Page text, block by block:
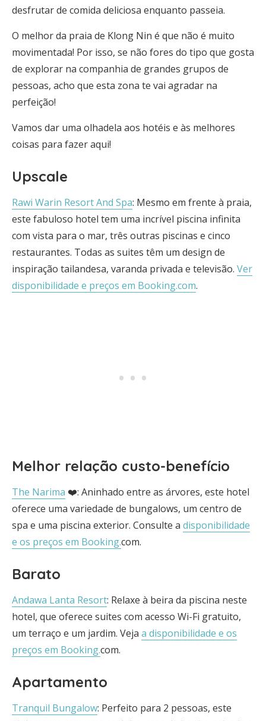
desfrutar de comida deliciosa enquanto passeia.
O melhor da praia de Klong Nin é que não é muito
movimentada! Por isso, se não fores do tipo que gosta
de explorar na companhia de grandes grupos de
pessoas, acho que esta zona te vai agradar na
perfeição!
Vamos dar uma olhadela aos hotéis e às melhores
coisas para fazer aqui!
Upscale
Rawi Warin Resort And Spa: Mesmo em frente à praia,
este fabuloso hotel tem uma incrível piscina infinita
com vista para o mar, três outras piscinas e cinco
restaurantes. Todas as suites têm um design de
inspiração tailandesa, varanda privada e televisão. Ver
disponibilidade e preços em Booking.com.
Melhor relação custo-benefício
The Narima ❤️: Aninhado entre as árvores, este hotel
oferece uma variedade de bungalows, um centro de
spa e uma piscina exterior. Consulte a disponibilidade
e os preços em Booking.com.
Barato
Andawa Lanta Resort: Relaxe à beira da piscina neste
hotel, que oferece suites com acesso Wi-Fi gratuito,
um terraço e um jardim. Veja a disponibilidade e os
preços em Booking.com.
Apartamento
Tranquil Bungalow: Perfeito para 2 pessoas, este